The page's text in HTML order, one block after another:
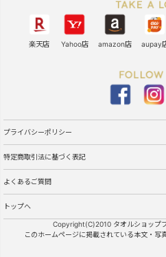
楽天店 Yahoo店 amazon店 aupay
プライバシーポリシー
特定商取引法に基づく表記
よくあるご質問
トップへ
Copyright(C)2010 タオルショップ
このホームページに掲載されている本文・写